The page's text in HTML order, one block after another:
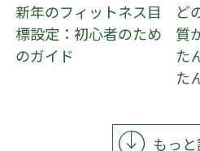
新年のフィットネス目
標設定：初心者のため
のガイド
ど
質
た
た
もっ